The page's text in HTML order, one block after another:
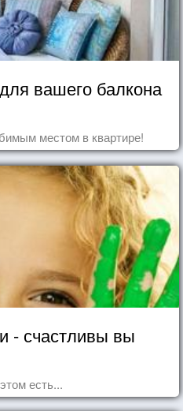
вашего балкона
местом в квартире!
- счастливы вы
есть...